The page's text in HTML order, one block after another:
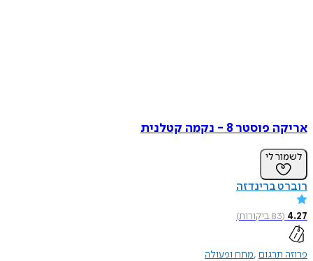
אריקה פוסטר 8 - נקמה קטלנית
לשמור לי
רוברט ברינדזה
4.27
(
83ביקורות)
פרוזה תרגום מתח ופעולה